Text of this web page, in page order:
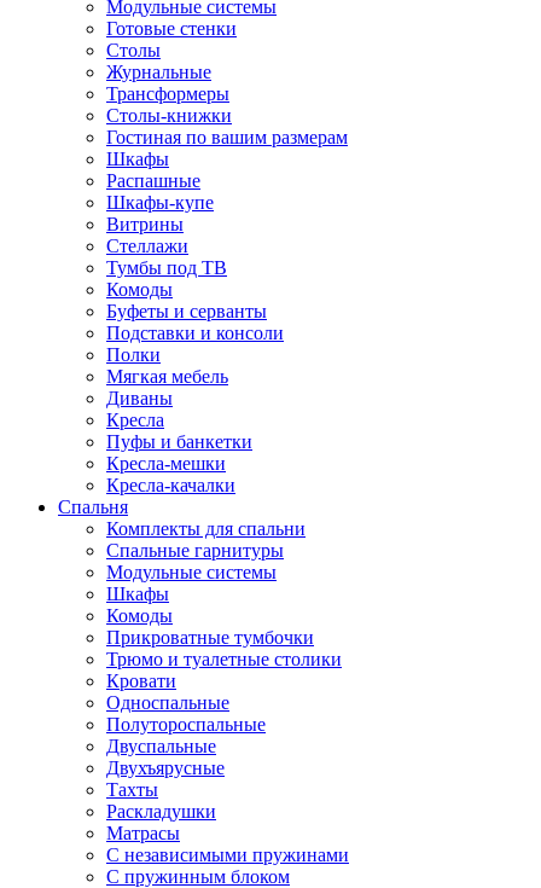
Модульные системы
Готовые стенки
Столы
Журнальные
Трансформеры
Столы-книжки
Гостиная по вашим размерам
Шкафы
Распашные
Шкафы-купе
Витрины
Стеллажи
Тумбы под ТВ
Комоды
Буфеты и серванты
Подставки и консоли
Полки
Мягкая мебель
Диваны
Кресла
Пуфы и банкетки
Кресла-мешки
Кресла-качалки
Спальня
Комплекты для спальни
Спальные гарнитуры
Модульные системы
Шкафы
Комоды
Прикроватные тумбочки
Трюмо и туалетные столики
Кровати
Односпальные
Полутороспальные
Двуспальные
Двухъярусные
Тахты
Раскладушки
Матрасы
С независимыми пружинами
С пружинным блоком